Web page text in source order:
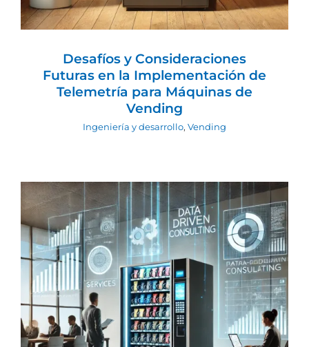
Desafíos y Consideraciones
Futuras en la Implementación de
Telemetría para Máquinas de
Vending
Ingeniería y desarrollo, Vending
Servicios de Auditoría y Consultoría en
el Vending: Personalización Basada en
Datos